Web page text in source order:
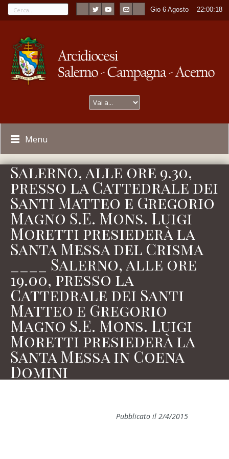
Gio 6 Agosto ----22:00:18
Menu
Salerno, alle ore 9.30,
presso la Cattedrale dei
Santi Matteo e Gregorio
Magno S.E. Mons. Luigi
Moretti presiederà la
Santa Messa del Crisma
____ Salerno, alle ore
19.00, presso la
Cattedrale dei Santi
Matteo e Gregorio
Magno S.E. Mons. Luigi
Moretti presiederà la
Santa Messa in Coena
Domini
Pubblicato il 2/4/2015